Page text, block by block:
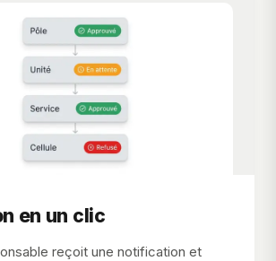
en un clic
reçoit une notification et